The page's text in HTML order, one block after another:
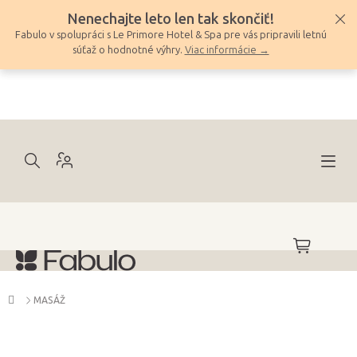
obsah
Nenechajte leto len tak skončiť!
Fabulo v spolupráci s Le Primore Hotel & Spa pre vás pripravili letnú
súťaž o hodnotné výhry. Viac informácie →
NÁKUPNÝ
KOŠÍK
Domov
MASÁŽ